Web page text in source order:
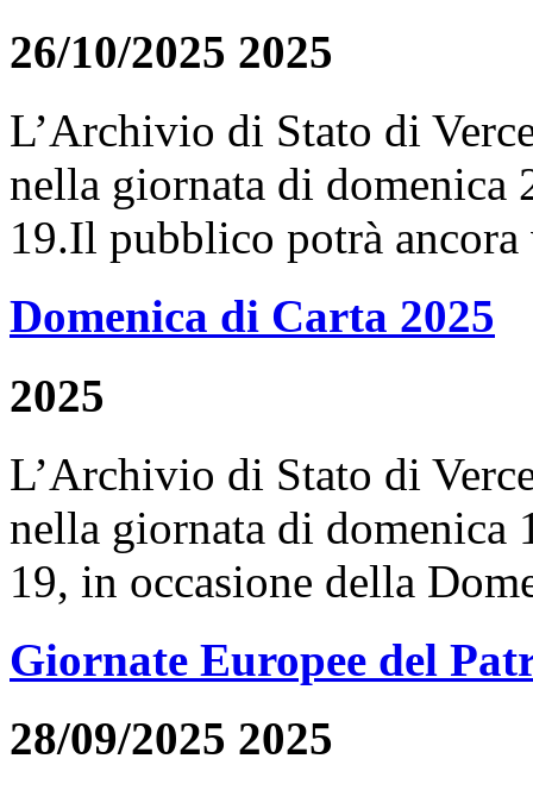
26/10/2025 2025
L’Archivio di Stato di
nella giornata di domenica
19.Il pubblico potrà
Domenica di Carta 2025
2025
L’Archivio di Stato di
nella giornata di domenica
19, in occasione della
Giornate Europee del
28/09/2025 2025